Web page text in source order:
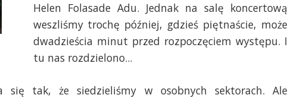
Helen Folasade Adu. Jednak na salę koncertową
weszliśmy trochę później, gdzieś piętnaście, może
dwadzieścia minut przed rozpoczęciem występu. I
tu nas rozdzielono...
się tak, że siedzieliśmy w osobnych sektorach. Ale